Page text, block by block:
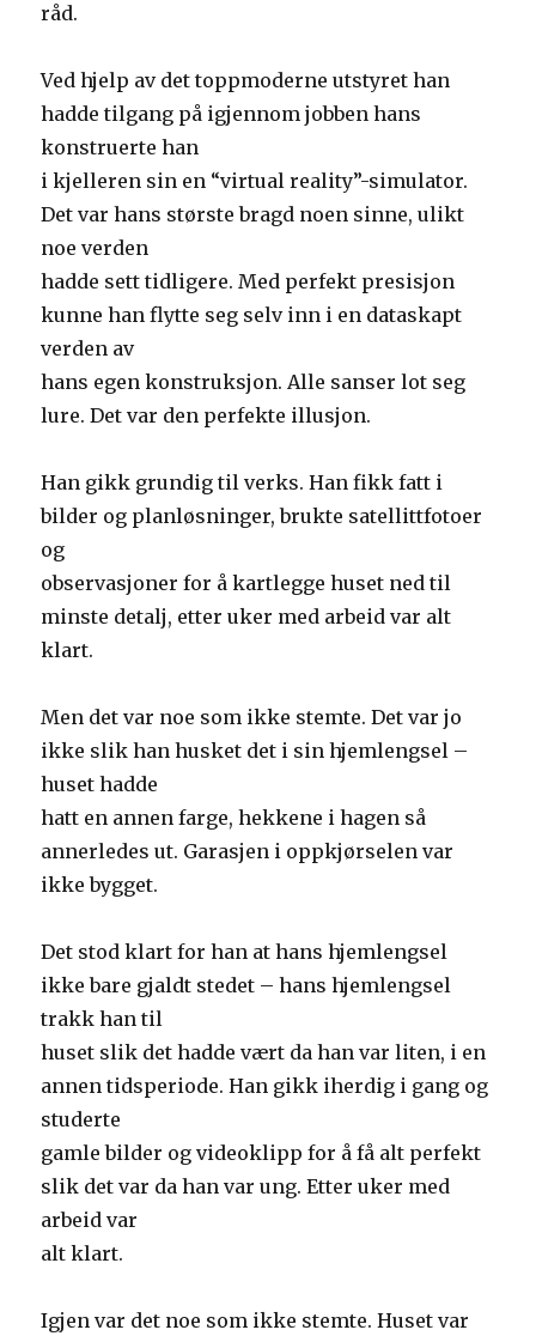
råd.
Ved hjelp av det toppmoderne utstyret han
hadde tilgang på igjennom jobben hans
konstruerte han
i kjelleren sin en “virtual reality”-simulator.
Det var hans største bragd noen sinne, ulikt
noe verden
hadde sett tidligere. Med perfekt presisjon
kunne han flytte seg selv inn i en dataskapt
verden av
hans egen konstruksjon. Alle sanser lot seg
lure. Det var den perfekte illusjon.
Han gikk grundig til verks. Han fikk fatt i
bilder og planløsninger, brukte satellittfotoer
og
observasjoner for å kartlegge huset ned til
minste detalj, etter uker med arbeid var alt
klart.
Men det var noe som ikke stemte. Det var jo
ikke slik han husket det i sin hjemlengsel –
huset hadde
hatt en annen farge, hekkene i hagen så
annerledes ut. Garasjen i oppkjørselen var
ikke bygget.
Det stod klart for han at hans hjemlengsel
ikke bare gjaldt stedet – hans hjemlengsel
trakk han til
huset slik det hadde vært da han var liten, i en
annen tidsperiode. Han gikk iherdig i gang og
studerte
gamle bilder og videoklipp for å få alt perfekt
slik det var da han var ung. Etter uker med
arbeid var
alt klart.
Igjen var det noe som ikke stemte. Huset var